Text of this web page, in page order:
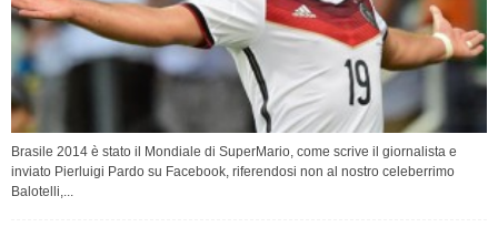
Brasile 2014 è stato il Mondiale di SuperMario, come scrive il giornalista e
inviato Pierluigi Pardo su Facebook, riferendosi non al nostro celeberrimo
Balotelli,...